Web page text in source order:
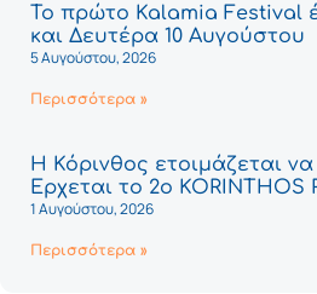
Το πρώτο Kalamia Festival
και Δευτέρα 10 Αυγούστου
5 Αυγούστου, 2026
Περισσότερα »
Η Κόρινθος ετοιμάζεται να
Έρχεται το 2ο KORINTHOS
1 Αυγούστου, 2026
Περισσότερα »